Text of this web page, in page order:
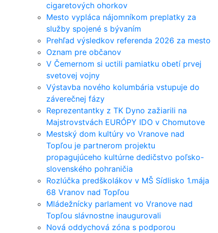
cigaretových ohorkov
Mesto vypláca nájomníkom preplatky za
služby spojené s bývaním
Prehľad výsledkov referenda 2026 za mesto
Oznam pre občanov
V Čemernom si uctili pamiatku obetí prvej
svetovej vojny
Výstavba nového kolumbária vstupuje do
záverečnej fázy
Reprezentantky z TK Dyno zažiarili na
Majstrovstvách EURÓPY IDO v Chomutove
Mestský dom kultúry vo Vranove nad
Topľou je partnerom projektu
propagujúceho kultúrne dedičstvo poľsko-
slovenského pohraničia
Rozlúčka predškolákov v MŠ Sídlisko 1.mája
68 Vranov nad Topľou
Mládežnícky parlament vo Vranove nad
Topľou slávnostne inaugurovali
Nová oddychová zóna s podporou